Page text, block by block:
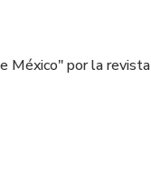
México" por la revista